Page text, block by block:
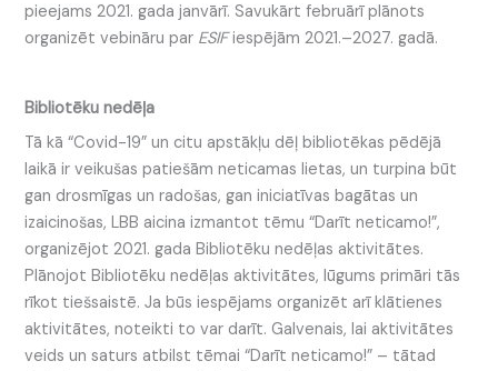
pieejams 2021. gada janvārī. Savukārt februārī plānots
organizēt vebināru par ESIFiespējām 2021.–2027. gadā.
Bibliotēku nedēļa
Tā kā “Covid-19” un citu apstākļu dēļ bibliotēkas pēdējā
laikā ir veikušas patiešām neticamas lietas, un turpina būt
gan drosmīgas un radošas, gan iniciatīvas bagātas un
izaicinošas, LBB aicina izmantot tēmu “Darīt neticamo!”,
organizējot 2021. gada Bibliotēku nedēļas aktivitātes.
Plānojot Bibliotēku nedēļas aktivitātes, lūgums primāri tās
rīkot tiešsaistē. Ja būs iespējams organizēt arī klātienes
aktivitātes, noteikti to var darīt. Galvenais, lai aktivitātes
veids un saturs atbilst tēmai “Darīt neticamo!” – tātad